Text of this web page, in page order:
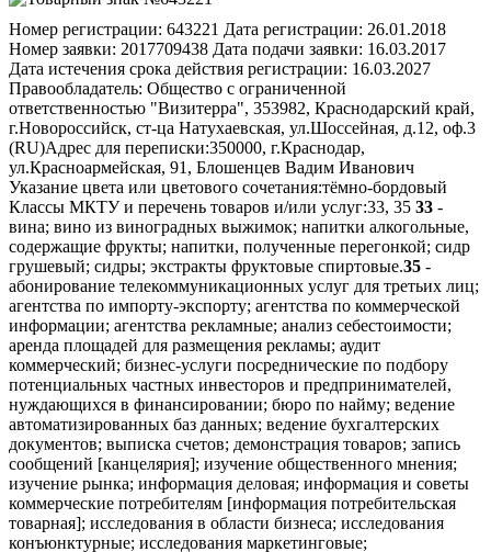
Номер регистрации: 643221 Дата регистрации: 26.01.2018
Номер заявки: 2017709438 Дата подачи заявки: 16.03.2017
Дата истечения срока действия регистрации: 16.03.2027
Правообладатель: Общество с ограниченной
ответственностью "Визитерра", 353982, Краснодарский край,
г.Новороссийск, ст-ца Натухаевская, ул.Шоссейная, д.12, оф.3
(RU)Адрес для переписки:350000, г.Краснодар,
ул.Красноармейская, 91, Блошенцев Вадим Иванович
Указание цвета или цветового сочетания:тёмно-бордовый
Классы МКТУ и перечень товаров и/или услуг:33, 35 33 -
вина; вино из виноградных выжимок; напитки алкогольные,
содержащие фрукты; напитки, полученные перегонкой; сидр
грушевый; сидры; экстракты фруктовые спиртовые.35 -
абонирование телекоммуникационных услуг для третьих лиц;
агентства по импорту-экспорту; агентства по коммерческой
информации; агентства рекламные; анализ себестоимости;
аренда площадей для размещения рекламы; аудит
коммерческий; бизнес-услуги посреднические по подбору
потенциальных частных инвесторов и предпринимателей,
нуждающихся в финансировании; бюро по найму; ведение
автоматизированных баз данных; ведение бухгалтерских
документов; выписка счетов; демонстрация товаров; запись
сообщений [канцелярия]; изучение общественного мнения;
изучение рынка; информация деловая; информация и советы
коммерческие потребителям [информация потребительская
товарная]; исследования в области бизнеса; исследования
конъюнктурные; исследования маркетинговые;